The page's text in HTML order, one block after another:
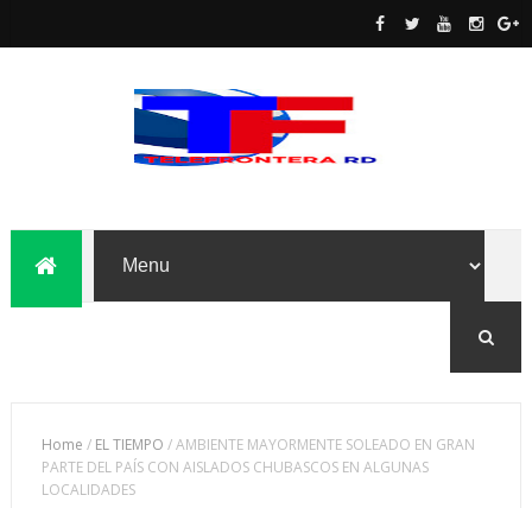
Home / EL TIEMPO /AMBIENTE MAYORMENTE SOLEADO EN GRAN
PARTE DEL PAÍS CON AISLADOS CHUBASCOS EN ALGUNAS
LOCALIDADES